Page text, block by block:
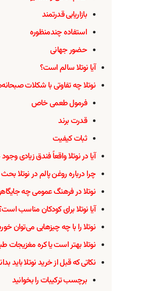
بازاریابی قدرتمند
استفاده چندمنظوره
حضور جهانی
آیا نوتلا سالم است؟
نوتلا چه تفاوتی با شکلات
فرمول طعمی خاص
قدرت برند
ثبات کیفیت
آیا در نوتلا واقعاً فندق زیادی وجود
چرا درباره روغن پالم در نوتلا
نوتلا در فرهنگ عمومی چه
آیا نوتلا برای کودکان مناسب
نوتلا را با چه چیزهایی می‌توان
نوتلا بهتر است یا کره مغزیجات
نکاتی که قبل از خرید نوتلا باید
برچسب ترکیبات را بخوانید